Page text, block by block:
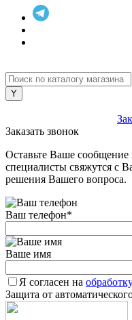
Заказать звонок
Оставьте Ваше
специалисты свяжутся с
решения Вашего вопроса.
Ваш телефон*
Ваше имя
Я согласен на
Защита от